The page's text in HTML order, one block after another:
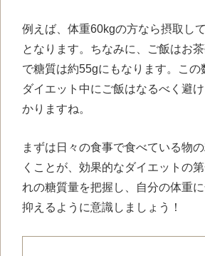
例えば、体重60kgの方なら摂取し
となります。ちなみに、ご飯はお茶
で糖質は約55gにもなります。この
ダイエット中にご飯はなるべく避
かりますね。
まずは日々の食事で食べている物
くことが、効果的なダイエットの
れの糖質量を把握し、自分の体重
抑えるように意識しましょう！